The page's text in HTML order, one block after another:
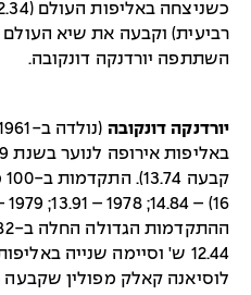
השתתפה יורדנקה דונקובה.
יורדנקה דונקובה